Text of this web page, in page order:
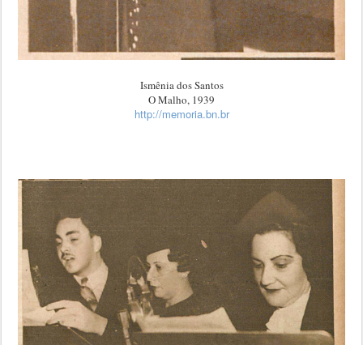
Ismênia dos Santos
O Malho, 1939
http://memoria.bn.br